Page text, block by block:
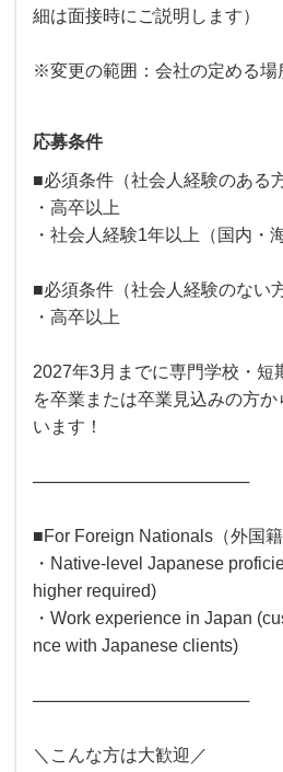
細は面接時にご説明します）
※変更の範囲：会社の定める場
応募条件
■必須条件（社会人経験のある方
・高卒以上
・社会人経験1年以上（国内・
■必須条件（社会人経験のない方
・高卒以上
2027年3月までに専門学校・短
を卒業または卒業見込みの方
います！
──────────────────
■For Foreign Nationals（外国籍
・Native-level Japanese
higher required)
・Work experience in Japan
nce with Japanese clients)
──────────────────
＼こんな方は大歓迎／